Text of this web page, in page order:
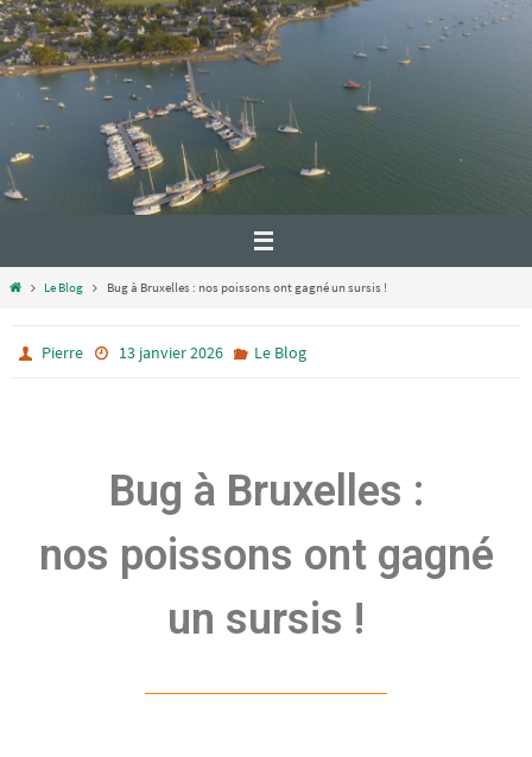
Le Blog Bug à Bruxelles : nos poissons ont gagné un sursis !
Pierre 13 janvier 2026 Le Blog
Bug à Bruxelles :
nos poissons ont gagné
un sursis !